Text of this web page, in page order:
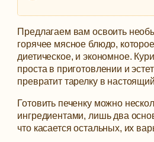
Предлагаем вам освоить
горячее мясное блюдо,
диетическое, и экономное.
проста в приготовлении и
превратит тарелку в
Готовить печенку можно
ингредиентами, лишь два
что касается остальных, их